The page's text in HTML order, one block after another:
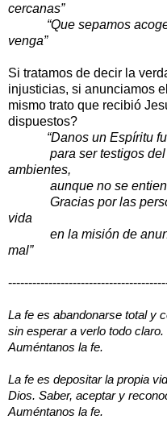
cercanas”
“Que sepamos acoger
venga”
Si tratamos de decir la
injusticias, si anunciamos
mismo trato que recibió
dispuestos?
“Danos un Espíritu
para ser testigos del
ambientes,
aunque no se
Gracias por las
vida
en la misión de
mal”
La fe es abandonarse total y
sin esperar a verlo todo claro.
Auméntanos la fe.
La fe es depositar la propia
Dios. Saber, aceptar y
Auméntanos la fe.